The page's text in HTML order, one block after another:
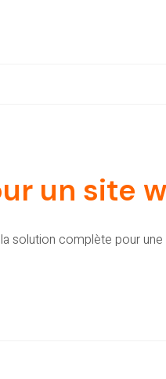
un site
solution complète pour